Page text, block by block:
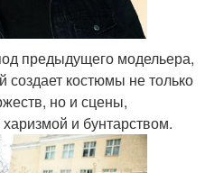
предыдущего модельера,
создает костюмы не только
но и сцены,
и бунтарством.